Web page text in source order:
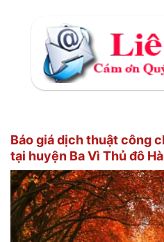
Báo giá dịch thuật công
tại huyện Ba Vì Thủ đô